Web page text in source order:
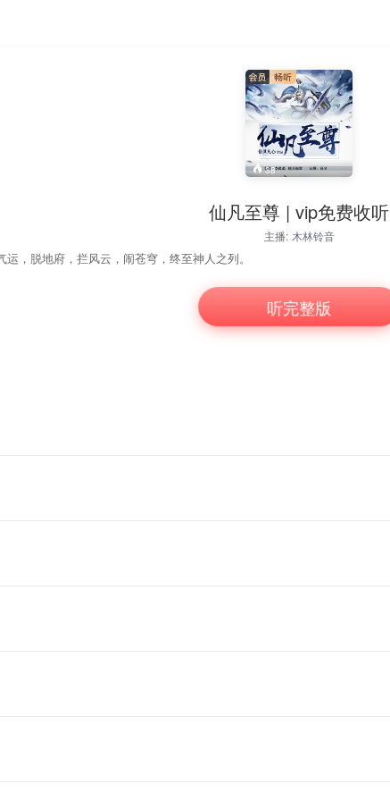
38
仙凡至尊 | vip免费收听
主播: 木林铃音
，脱地府，拦风云，闹苍穹，终至神人之列。
听完整版